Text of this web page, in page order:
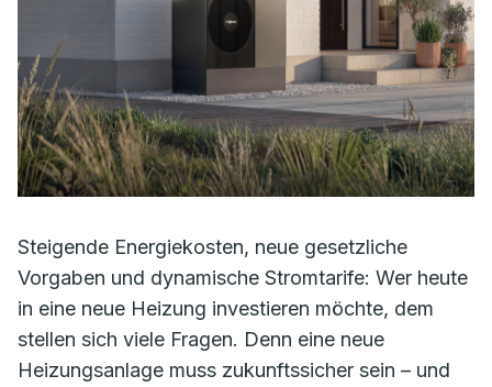
Steigende Energiekosten, neue gesetzliche
Vorgaben und dynamische Stromtarife: Wer heute
in eine neue Heizung investieren möchte, dem
stellen sich viele Fragen. Denn eine neue
Heizungsanlage muss zukunftssicher sein – und